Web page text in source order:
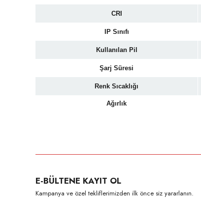
CRI
IP Sınıfı
Kullanılan Pil
Şarj Süresi
Renk Sıcaklığı
Ağırlık
Ürün açıklamasında eksik bilgiler bulunuyor.
Ürün bilgilerinde hatalar bulunuyor.
E-BÜLTENE KAYIT OL
Kampanya ve özel tekliflerimizden ilk önce siz yararlanın.